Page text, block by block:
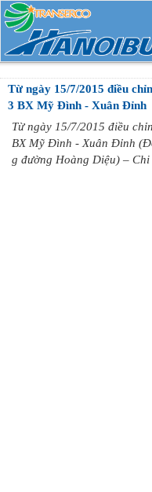
Từ ngày 15/7/2015 điều
3 BX Mỹ Đình - Xuân Đỉnh
Từ ngày 15/7/2015 điều
BX Mỹ Đình - Xuân Đỉnh
g đường Hoàng Diệu) – Chi